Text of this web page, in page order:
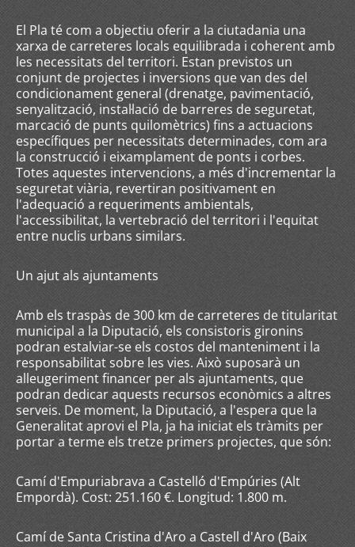
El Pla té com a objectiu oferir a la ciutadania una
xarxa de carreteres locals equilibrada i coherent amb
les necessitats del territori. Estan previstos un
conjunt de projectes i inversions que van des del
condicionament general (drenatge, pavimentació,
senyalització, instal·lació de barreres de seguretat,
marcació de punts quilomètrics) fins a actuacions
específiques per necessitats determinades, com ara
la construcció i eixamplament de ponts i corbes.
Totes aquestes intervencions, a més d'incrementar la
seguretat viària, revertiran positivament en
l'adequació a requeriments ambientals,
l'accessibilitat, la vertebració del territori i l'equitat
entre nuclis urbans similars.
Un ajut als ajuntaments
Amb els traspàs de 300 km de carreteres de titularitat
municipal a la Diputació, els consistoris gironins
podran estalviar-se els costos del manteniment i la
responsabilitat sobre les vies. Això suposarà un
alleugeriment financer per als ajuntaments, que
podran dedicar aquests recursos econòmics a altres
serveis. De moment, la Diputació, a l'espera que la
Generalitat aprovi el Pla, ja ha iniciat els tràmits per
portar a terme els tretze primers projectes, que són:
Camí d'Empuriabrava a Castelló d'Empúries (Alt
Empordà). Cost: 251.160 €. Longitud: 1.800 m.
Camí de Santa Cristina d'Aro a Castell d'Aro (Baix